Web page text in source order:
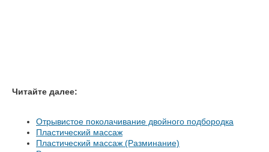
Читайте далее:
Отрывистое поколачивание двойного подбородка
Пластический массаж
Пластический массаж (Разминание)